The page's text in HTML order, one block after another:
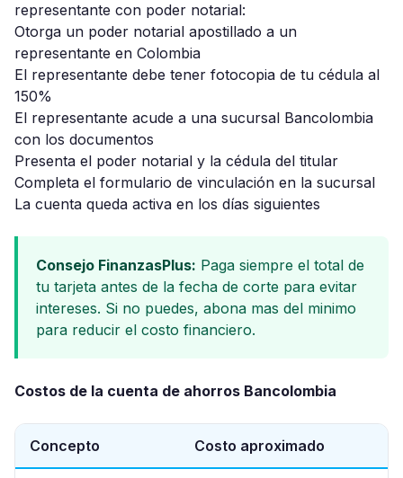
representante con poder notarial:
Otorga un poder notarial apostillado a un
representante en Colombia
El representante debe tener fotocopia de tu cédula al
150%
El representante acude a una sucursal Bancolombia
con los documentos
Presenta el poder notarial y la cédula del titular
Completa el formulario de vinculación en la sucursal
La cuenta queda activa en los días siguientes
Consejo FinanzasPlus: Paga siempre el total de
tu tarjeta antes de la fecha de corte para evitar
intereses. Si no puedes, abona mas del minimo
para reducir el costo financiero.
Costos de la cuenta de ahorros Bancolombia
Concepto Costo aproximado